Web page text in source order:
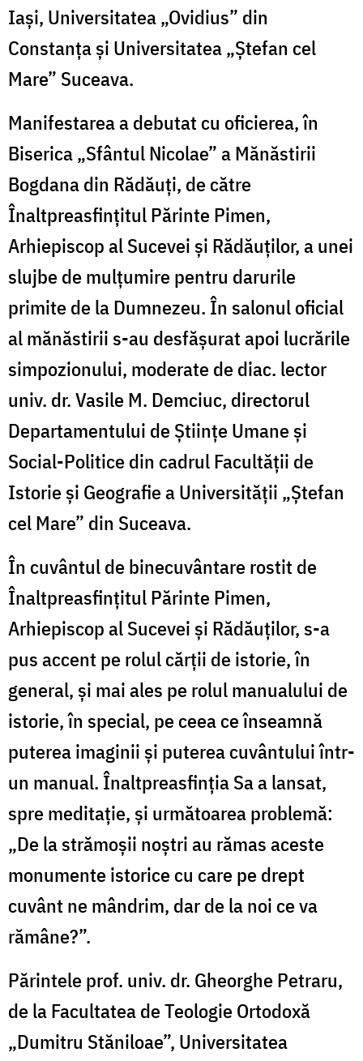
Iaşi, Universitatea „Ovidius” din
Constanţa şi Universitatea „Ştefan cel
Mare” Suceava.
Manifestarea a debutat cu oficierea, în
Biserica „Sfântul Nicolae” a Mănăstirii
Bogdana din Rădăuţi, de către
Înaltpreasfinţitul Părinte Pimen,
Arhiepiscop al Sucevei şi Rădăuţilor, a unei
slujbe de mulţumire pentru darurile
primite de la Dumnezeu. În salonul oficial
al mănăstirii s-au desfăşurat apoi lucrările
simpozionului, moderate de diac. lector
univ. dr. Vasile M. Demciuc, directorul
Departamentului de Ştiinţe Umane şi
Social-Politice din cadrul Facultăţii de
Istorie şi Geografie a Universităţii „Ştefan
cel Mare” din Suceava.
În cuvântul de binecuvântare rostit de
Înaltpreasfinţitul Părinte Pimen,
Arhiepiscop al Sucevei şi Rădăuţilor, s-a
pus accent pe rolul cărţii de istorie, în
general, şi mai ales pe rolul manualului de
istorie, în special, pe ceea ce înseamnă
puterea imaginii şi puterea cuvântului într-
un manual. Înaltpreasfinţia Sa a lansat,
spre meditaţie, şi următoarea problemă:
„De la strămoşii noştri au rămas aceste
monumente istorice cu care pe drept
cuvânt ne mândrim, dar de la noi ce va
rămâne?”.
Părintele prof. univ. dr. Gheorghe Petraru,
de la Facultatea de Teologie Ortodoxă
„Dumitru Stăniloae”, Universitatea